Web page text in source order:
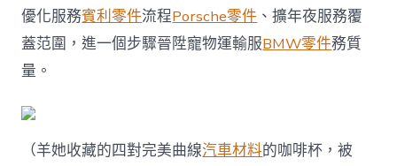
優化服務賓利零件流程Porsche零件 、擴年夜服務覆
蓋范圍，進一個步驟晉陞寵物運輸服BMW零件務質
量。
（羊她收藏的四對完美曲線汽車材料的咖啡杯，被